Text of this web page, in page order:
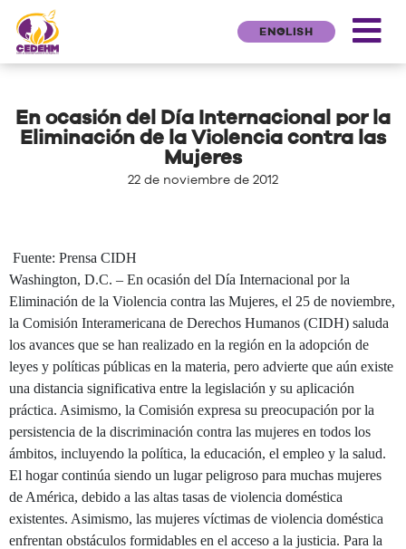
ENGLISH
En ocasión del Día Internacional por la
Eliminación de la Violencia contra las
Mujeres
22 de noviembre de 2012
Fuente: Prensa CIDH
Washington, D.C. – En ocasión del Día Internacional por la
Eliminación de la Violencia contra las Mujeres, el 25 de noviembre,
la Comisión Interamericana de Derechos Humanos (CIDH) saluda
los avances que se han realizado en la región en la adopción de
leyes y políticas públicas en la materia, pero advierte que aún existe
una distancia significativa entre la legislación y su aplicación
práctica. Asimismo, la Comisión expresa su preocupación por la
persistencia de la discriminación contra las mujeres en todos los
ámbitos, incluyendo la política, la educación, el empleo y la salud.
El hogar continúa siendo un lugar peligroso para muchas mujeres
de América, debido a las altas tasas de violencia doméstica
existentes. Asimismo, las mujeres víctimas de violencia doméstica
enfrentan obstáculos formidables en el acceso a la justicia. Para la